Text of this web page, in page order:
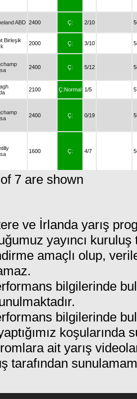
ABD 2400 Ç: 2/10
Birleşik
2000 Ç: 3/10
2400 Ç: 5/12
2100 Ç:Normal 1/5
2400 Ç: 0/19
1600 Ç: 4/7
7 are shown
ve İrlanda yarış
yayıncı
amaçlı olup,
bilgilerinde
bilgilerinde
koşularında
ait yarış
tarafından